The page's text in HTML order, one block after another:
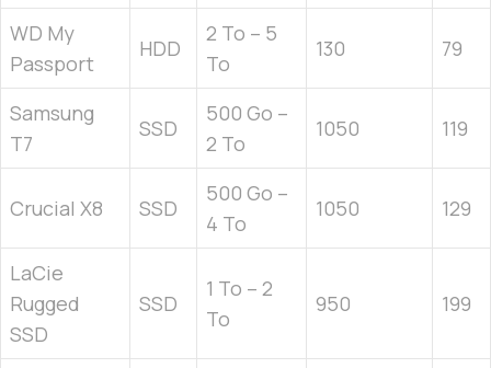
WD My
Passport
HDD
2 To – 5
To
130 79
Samsung
T7
SSD
500 Go –
2 To
1050 119
Crucial X8 SSD
500 Go –
4 To
1050 129
LaCie
Rugged
SSD
SSD
1 To – 2
To
950 199